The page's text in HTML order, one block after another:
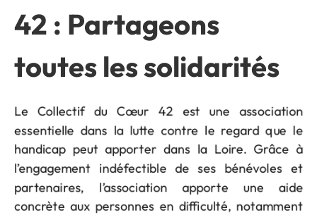
42 : Partageons
toutes les solidarités
Le Collectif du Cœur 42 est une association
essentielle dans la lutte contre le regard que le
handicap peut apporter dans la Loire. Grâce à
l’engagement indéfectible de ses bénévoles et
partenaires, l’association apporte une aide
concrète aux personnes en difficulté, notamment